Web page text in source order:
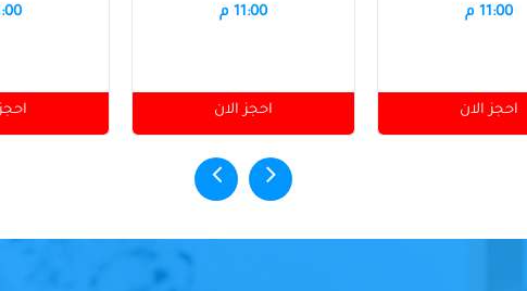
11:00 م
احجز الان
11:00 م
احجز الان